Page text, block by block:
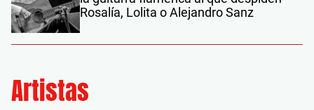
Rosalía, Lolita o Alejandro Sanz
Artistas